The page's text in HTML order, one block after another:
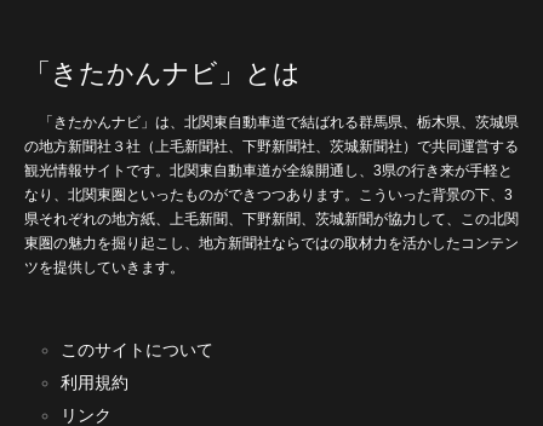
「きたかんナビ」とは
「きたかんナビ」は、北関東自動車道で結ばれる群馬県、栃木県、茨城県
の地方新聞社３社（上毛新聞社、下野新聞社、茨城新聞社）で共同運営する
観光情報サイトです。北関東自動車道が全線開通し、3県の行き来が手軽と
なり、北関東圏といったものができつつあります。こういった背景の下、3
県それぞれの地方紙、上毛新聞、下野新聞、茨城新聞が協力して、この北関
東圏の魅力を掘り起こし、地方新聞社ならではの取材力を活かしたコンテン
ツを提供していきます。
このサイトについて
利用規約
リンク